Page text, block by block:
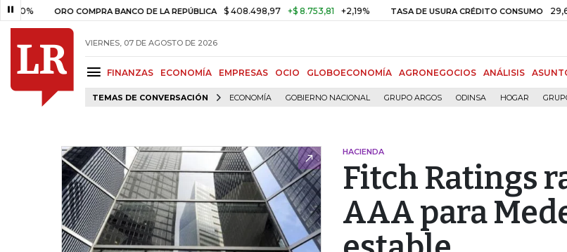
ORO COMPRA BANCO DE LA REPÚBLICA $ 408.498,97 +$ 8.753,81 +2,19% TASA DE USURA CRÉDITO CONSUMO 29,66%
VIERNES, 07 DE AGOSTO DE 2026
FINANZAS ECONOMÍA EMPRESAS OCIO GLOBOECONOMÍA AGRONEGOCIOS ANÁLISIS
TEMAS DE CONVERSACIÓN ECONOMÍA GOBIERNO NACIONAL GRUPO ARGOS ODINSA HOGAR
HACIENDA
Fitch Ratings
AAA para